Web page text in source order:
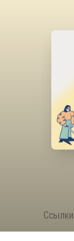
Ссылки